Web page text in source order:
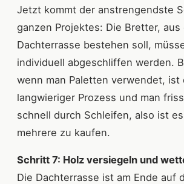
Jetzt kommt der anstrengendste
ganzen Projektes: Die Bretter, aus
Dachterrasse bestehen soll,
individuell abgeschliffen werden.
wenn man Paletten verwendet, ist
langwieriger Prozess und man
schnell durch Schleifen, also ist
mehrere zu kaufen.
Schritt 7: Holz versiegeln und
Die Dachterrasse ist am Ende auf